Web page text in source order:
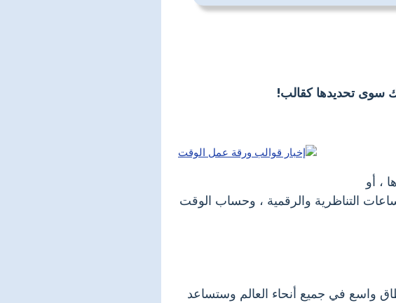
سوى تحديدها كقالب!
، أو
التناظرية والرقمية ، وحساب الوقت
واسع في جميع أنحاء العالم وستساعد